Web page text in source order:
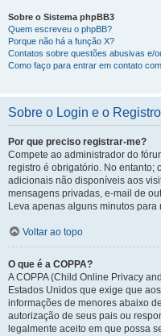
Sobre o Sistema phpBB3
Quem escreveu o phpBB?
Porque não há a função X?
Contatos sobre questões abusivas e/
Como faço para entrar em contato
Sobre o Login e o Registro
Por que preciso registrar-me?
Compete ao administrador do
registro é obrigatório. No entanto;
adicionais não disponíveis aos
mensagens privadas, e-mail de
Leva apenas alguns minutos
Voltar ao topo
O que é a COPPA?
A COPPA (Child Online Privacy
Estados Unidos que exige que
informações de menores abaixo
autorização de seus pais ou
legalmente aceito em que possa